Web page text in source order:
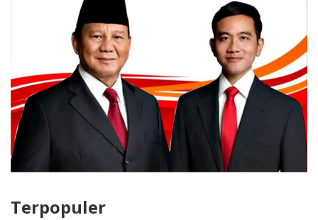
Terpopuler